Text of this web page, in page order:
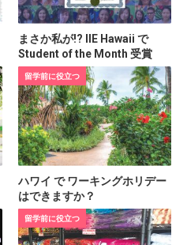
まさか私が!? IIE Hawaii で
Student of the Month 受賞
留学前に役立つ
ハワイ で ワーキングホリデー
はできますか？
留学前に役立つ